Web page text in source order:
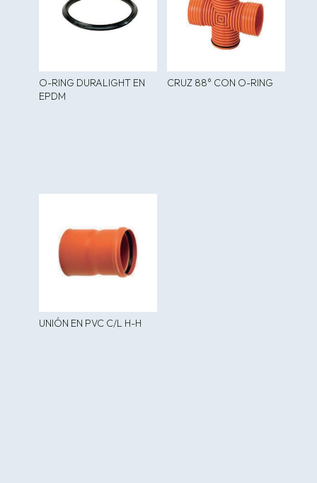
O-RING DURALIGHT EN
EPDM
CRUZ 88° CON O-RING
UNIÓN EN PVC C/L H-H